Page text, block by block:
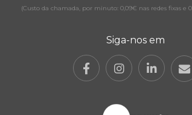
(Custo da chamada, por minuto: 0,09€ nas redes fixas e
Siga-nos em